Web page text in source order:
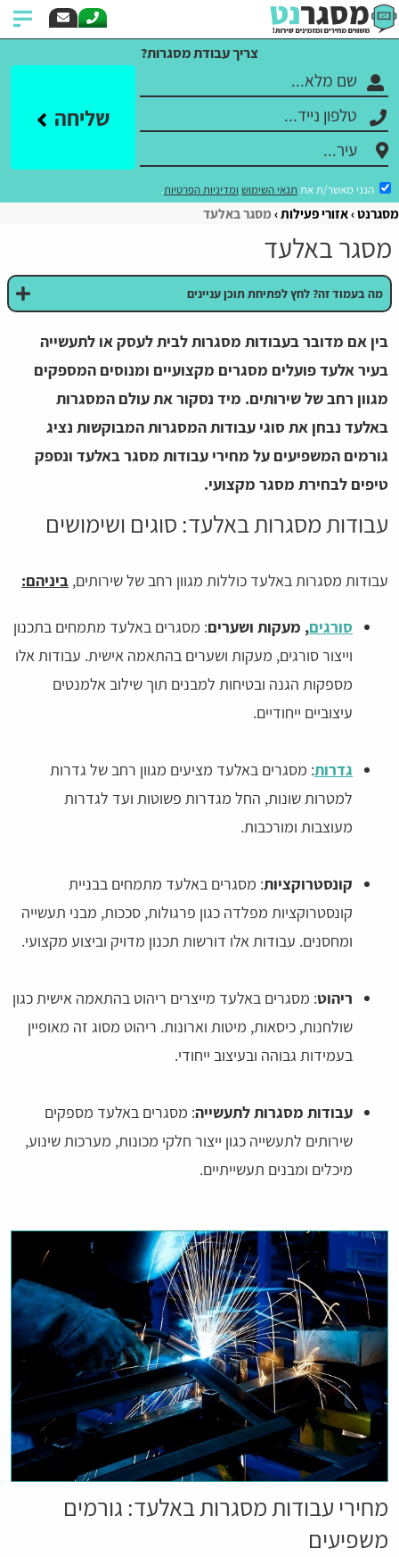
צריך עבודת מסגרות?
שליחה
הנני מאשר/ת את תנאי השימוש ומדיניות הפרטיות.
מסגרנט אזורי פעילות מסגר באלעד
מסגר באלעד
מה בעמוד זה? לחץ לפתיחת תוכן עניינים
בין אם מדובר בעבודות מסגרות לבית לעסק או לתעשייה
בעיר אלעד פועלים מסגרים מקצועיים ומנוסים המספקים
מגוון רחב של שירותים. מיד נסקור את עולם המסגרות
באלעד נבחן את סוגי עבודות המסגרות המבוקשות נציג
גורמים המשפיעים על מחירי עבודות מסגר באלעד ונספק
טיפים לבחירת מסגר מקצועי.
עבודות מסגרות באלעד: סוגים ושימושים
עבודות מסגרות באלעד כוללות מגוון רחב של שירותים, ביניהם:
סורגים, מעקות ושערים: מסגרים באלעד מתמחים בתכנון
וייצור סורגים, מעקות ושערים בהתאמה אישית. עבודות אלו
מספקות הגנה ובטיחות למבנים תוך שילוב אלמנטים
עיצוביים ייחודיים.
גדרות: מסגרים באלעד מציעים מגוון רחב של גדרות
למטרות שונות, החל מגדרות פשוטות ועד לגדרות
מעוצבות ומורכבות.
קונסטרוקציות: מסגרים באלעד מתמחים בבניית
קונסטרוקציות מפלדה כגון פרגולות, סככות, מבני תעשייה
ומחסנים. עבודות אלו דורשות תכנון מדויק וביצוע מקצועי.
ריהוט: מסגרים באלעד מייצרים ריהוט בהתאמה אישית כגון
שולחנות, כיסאות, מיטות וארונות. ריהוט מסוג זה מאופיין
בעמידות גבוהה ובעיצוב ייחודי.
עבודות מסגרות לתעשייה: מסגרים באלעד מספקים
שירותים לתעשייה כגון ייצור חלקי מכונות, מערכות שינוע,
מיכלים ומבנים תעשייתיים.
מחירי עבודות מסגרות באלעד: גורמים
משפיעים